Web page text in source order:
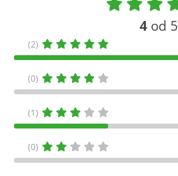
4 od 5
(2)
(0)
(1)
(0)